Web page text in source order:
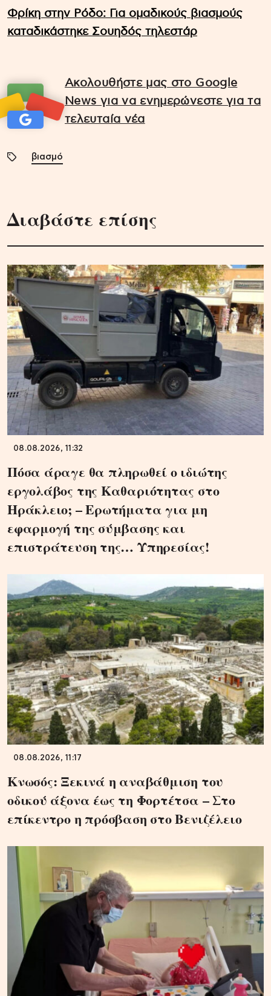
Φρίκη στην Ρόδο: Για ομαδικούς βιασμούς
καταδικάστηκε Σουηδός τηλεστάρ
Ακολουθήστε μας στο Google
News για να ενημερώνεστε για τα
τελευταία νέα
βιασμό
Διαβάστε επίσης
08.08.2026, 11:32
Πόσα άραγε θα πληρωθεί ο ιδιώτης
εργολάβος της Καθαριότητας στο
Ηράκλειο; – Ερωτήματα για μη
εφαρμογή της σύμβασης και
επιστράτευση της… Υπηρεσίας!
08.08.2026, 11:17
Κνωσός: Ξεκινά η αναβάθμιση του
οδικού άξονα έως τη Φορτέτσα – Στο
επίκεντρο η πρόσβαση στο Βενιζέλειο